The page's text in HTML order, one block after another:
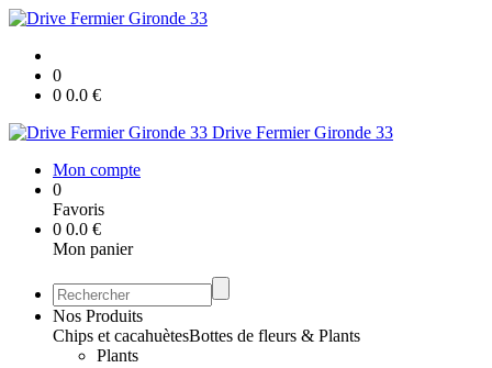
0
0 0.0 €
Drive Fermier Gironde 33
Mon compte
0
Favoris
0 0.0 €
Mon panier
Nos Produits
Chips et cacahuètesBottes de fleurs & Plants
Plants